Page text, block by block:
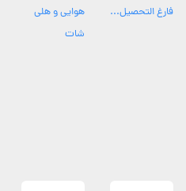
فارغ التحصیل...
هوایی و هلی
شات